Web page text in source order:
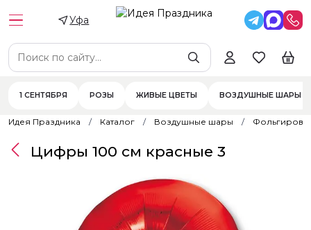
Уфа
1 СЕНТЯБРЯ РОЗЫ ЖИВЫЕ ЦВЕТЫ ВОЗДУШНЫЕ ШАРЫ
Идея Праздника Каталог Воздушные шары
Цифры 100 см красные 3